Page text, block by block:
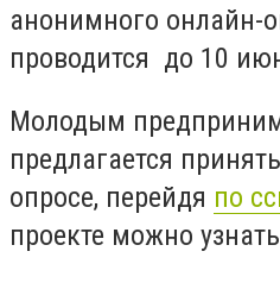
анонимного онлайн-
проводится до 10
Молодым
предлагается
опросе, перейдя по
проекте можно узнать